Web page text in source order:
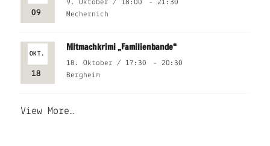
09
9. Oktober / 18:00 - 21:30
Mechernich
OKT.
18
Mitmachkrimi „Familienbande“
18. Oktober / 17:30 - 20:30
Bergheim
View More…